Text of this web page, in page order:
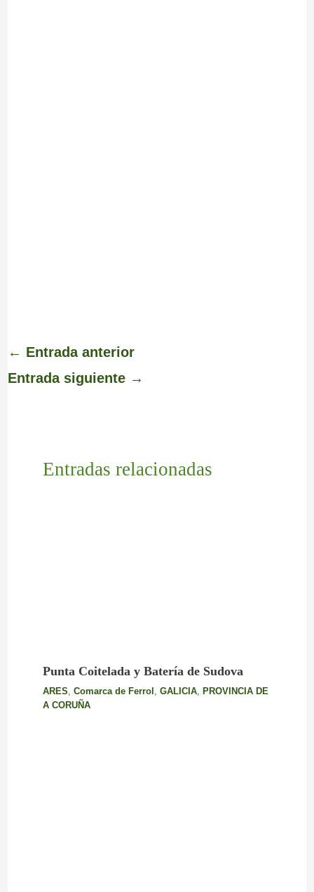
← Entrada anterior
Entrada siguiente →
Entradas relacionadas
Punta Coitelada y Batería de Sudova
ARES, Comarca de Ferrol , GALICIA, PROVINCIA DE
A CORUÑA